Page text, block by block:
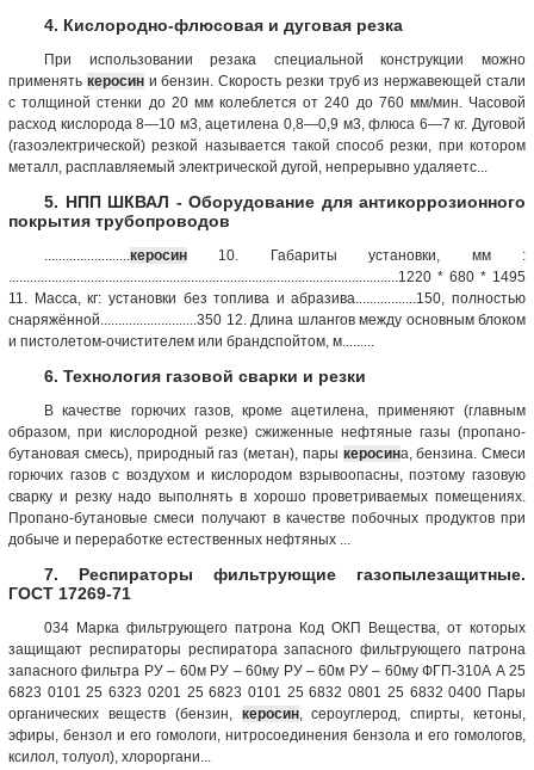
4. Кислородно-флюсовая и дуговая резка
При использовании резака специальной конструкции можно
применять керосини бензин. Скорость резки труб из нержавеющей стали
с толщиной стенки до 20 мм колеблется от 240 до 760 мм/мин. Часовой
расход кислорода 8—10 м3, ацетилена 0,8—0,9 м3, флюса 6—7 кг. Дуговой
(газоэлектрической) резкой называется такой способ резки, при котором
металл, расплавляемый электрической дугой, непрерывно удаляетс...
5. НПП ШКВАЛ - Оборудование для антикоррозионного
покрытия трубопроводов
керосин 10. Габариты установки, мм :
.............................................................................................................1220 * 680 * 1495
11. Масса, кг: установки без топлива и абразива.................150, полностью
снаряжённой...........................350 12. Длина шлангов между основным блоком
и пистолетом-очистителем или брандспойтом, м.........
6. Технология газовой сварки и резки
В качестве горючих газов, кроме ацетилена, применяют (главным
образом, при кислородной резке) сжиженные нефтяные газы (пропано-
бутановая смесь), природный газ (метан), пары керосина, бензина. Смеси
горючих газов с воздухом и кислородом взрывоопасны, поэтому газовую
сварку и резку надо выполнять в хорошо проветриваемых помещениях.
Пропано-бутановые смеси получают в качестве побочных продуктов при
добыче и переработке естественных нефтяных ...
7. Респираторы фильтрующие газопылезащитные.
ГОСТ 17269-71
034 Марка фильтрующего патрона Код ОКП Вещества, от которых
защищают респираторы респиратора запасного фильтрующего патрона
запасного фильтра РУ – 60м РУ – 60му РУ – 60м РУ – 60му ФГП-310А А 25
6823 0101 25 6323 0201 25 6823 0101 25 6832 0801 25 6832 0400 Пары
органических веществ (бензин, керосин, сероуглерод, спирты, кетоны,
эфиры, бензол и его гомо­логи, нитросоединения бензола и его гомологов,
ксилол, толуол), хлороргани...